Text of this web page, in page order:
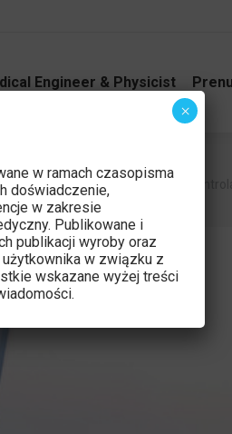
Engineer & Physicist
Jesteś tutaj:
Strona główna Aktualności
w ramach czasopisma
doświadczenie,
w zakresie
Publikowane i
publikacji wyroby oraz
w związku z
wskazane wyżej treści
×